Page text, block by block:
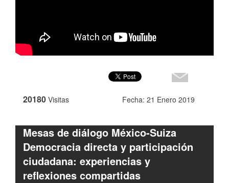
20180 Visitas Fecha: 21 Enero 2019
Mesas de diálogo México-Suiza
Democracia directa y participación
ciudadana: experiencias y
reflexiones compartidas